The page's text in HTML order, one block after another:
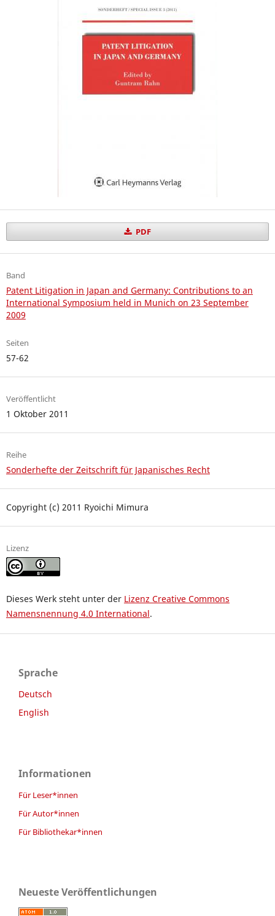
PDF
Band
Patent Litigation in Japan and Germany: Contributions to an
International Symposium held in Munich on 23 September
2009
Seiten
57-62
Veröffentlicht
1 Oktober 2011
Reihe
Sonderhefte der Zeitschrift für Japanisches Recht
Copyright (c) 2011 Ryoichi Mimura
Lizenz
Dieses Werk steht unter der Lizenz Creative Commons
Namensnennung 4.0 International.
Sprache
Deutsch
English
Informationen
Für Leser*innen
Für Autor*innen
Für Bibliothekar*innen
Neueste Veröffentlichungen